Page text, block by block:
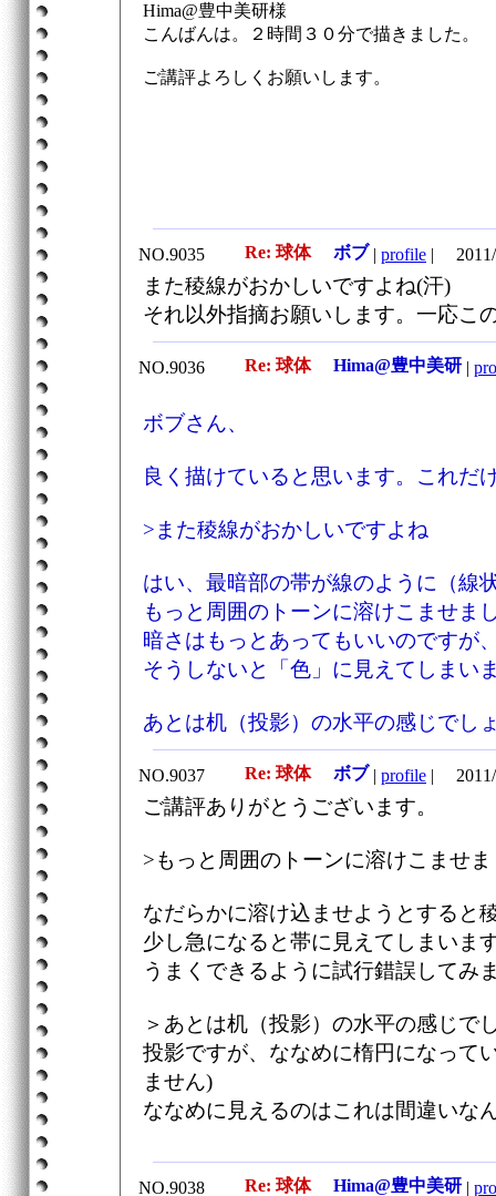
Hima@豊中美研様
こんばんは。２時間３０分で描きました。
ご講評よろしくお願いします。
NO.9035 Re: 球体 ボブ | profile | 2011/
また稜線がおかしいですよね(汗)
それ以外指摘お願いします。一応こ
NO.9036 Re: 球体 Hima@豊中美研 |
ボブさん、
良く描けていると思います。これだ
>また稜線がおかしいですよね
はい、最暗部の帯が線のように（線
もっと周囲のトーンに溶けこませま
暗さはもっとあってもいいのですが
そうしないと「色」に見えてしまい
あとは机（投影）の水平の感じでし
NO.9037 Re: 球体 ボブ | profile | 2011/
ご講評ありがとうございます。
>もっと周囲のトーンに溶けこませ
なだらかに溶け込ませようとすると
少し急になると帯に見えてしまいま
うまくできるように試行錯誤してみ
＞あとは机（投影）の水平の感じで
投影ですが、ななめに楕円になって
ません)
ななめに見えるのはこれは間違いな
NO.9038 Re: 球体 Hima@豊中美研 |